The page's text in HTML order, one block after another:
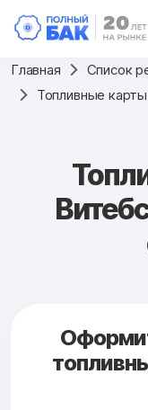
Главная
Список
Топливные